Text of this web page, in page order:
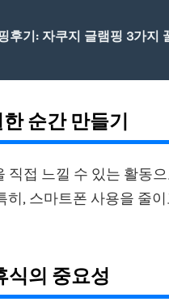
후기: 자쿠지 글램핑 3가지
순간 만들기
직접 느낄 수 있는 활동
히, 스마트폰 사용을 줄
식의 중요성